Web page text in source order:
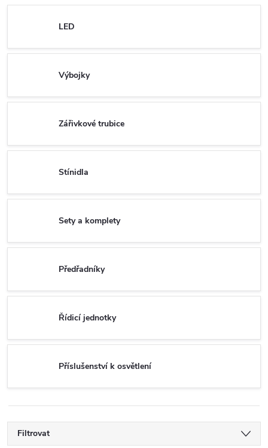
LED
Výbojky
Zářivkové trubice
Stínidla
Sety a komplety
Předřadníky
Řídicí jednotky
Příslušenství k osvětlení
Filtrovat